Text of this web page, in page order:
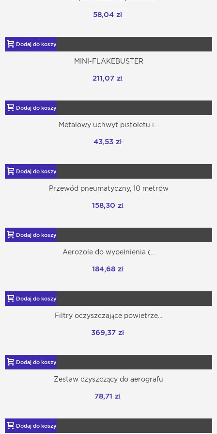
58,04 zł
Dodaj do koszyka
MINI-FLAKEBUSTER
211,07 zł
Dodaj do koszyka
Metalowy uchwyt pistoletu i...
43,53 zł
Dodaj do koszyka
Przewód pneumatyczny, 10 metrów
158,30 zł
Dodaj do koszyka
Aerozole do wypełnienia (...
184,68 zł
Dodaj do koszyka
Filtry oczyszczające powietrze...
369,37 zł
Dodaj do koszyka
Zestaw czyszczący do aerografu
78,71 zł
Dodaj do koszyka